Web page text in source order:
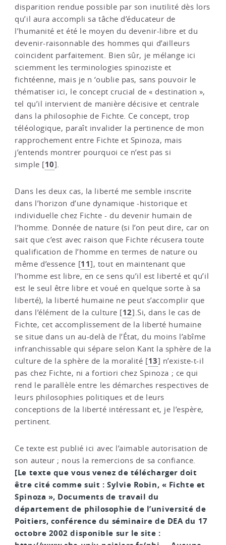
disparition rendue possible par son inutilité dès lors
qu’il aura accompli sa tâche d’éducateur de
l’humanité et été le moyen du devenir-libre et du
devenir-raisonnable des hommes qui d’ailleurs
coïncident parfaitement. Bien sûr, je mélange ici
sciemment les terminologies spinoziste et
fichtéenne, mais je n ‘oublie pas, sans pouvoir le
thématiser ici, le concept crucial de « destination »,
tel qu’il intervient de manière décisive et centrale
dans la philosophie de Fichte. Ce concept, trop
téléologique, paraît invalider la pertinence de mon
rapprochement entre Fichte et Spinoza, mais
j’entends montrer pourquoi ce n’est pas si
simple [10]
Dans les deux cas, la liberté me semble inscrite
dans l’horizon d’une dynamique -historique et
individuelle chez Fichte - du devenir humain de
l’homme. Donnée de nature (si l’on peut dire, car on
sait que c’est avec raison que Fichte récusera toute
qualification de l’homme en termes de nature ou
même d’essence [11], tout en maintenant que
l’homme est libre, en ce sens qu’il est liberté et qu’il
est le seul être libre et voué en quelque sorte à sa
liberté), la liberté humaine ne peut s’accomplir que
dans l’élément de la culture [12].Si, dans le cas de
Fichte, cet accomplissement de la liberté humaine
se situe dans un au-delà de l’État, du moins l’abîme
infranchissable qui sépare selon Kant la sphère de la
culture de la sphère de la moralité [13] n’existe-t-il
pas chez Fichte, ni a fortiori chez Spinoza ; ce qui
rend le parallèle entre les démarches respectives de
leurs philosophies politiques et de leurs
conceptions de la liberté intéressant et, je l’espère,
pertinent.
Ce texte est publié ici avec l’aimable autorisation de
son auteur ; nous la remercions de sa confiance.
[Le texte que vous venez de télécharger doit
être cité comme suit : Sylvie Robin, « Fichte et
Spinoza », Documents de travail du
département de philosophie de l’université de
Poitiers, conférence du séminaire de DEA du 17
octobre 2002 disponible sur le site :